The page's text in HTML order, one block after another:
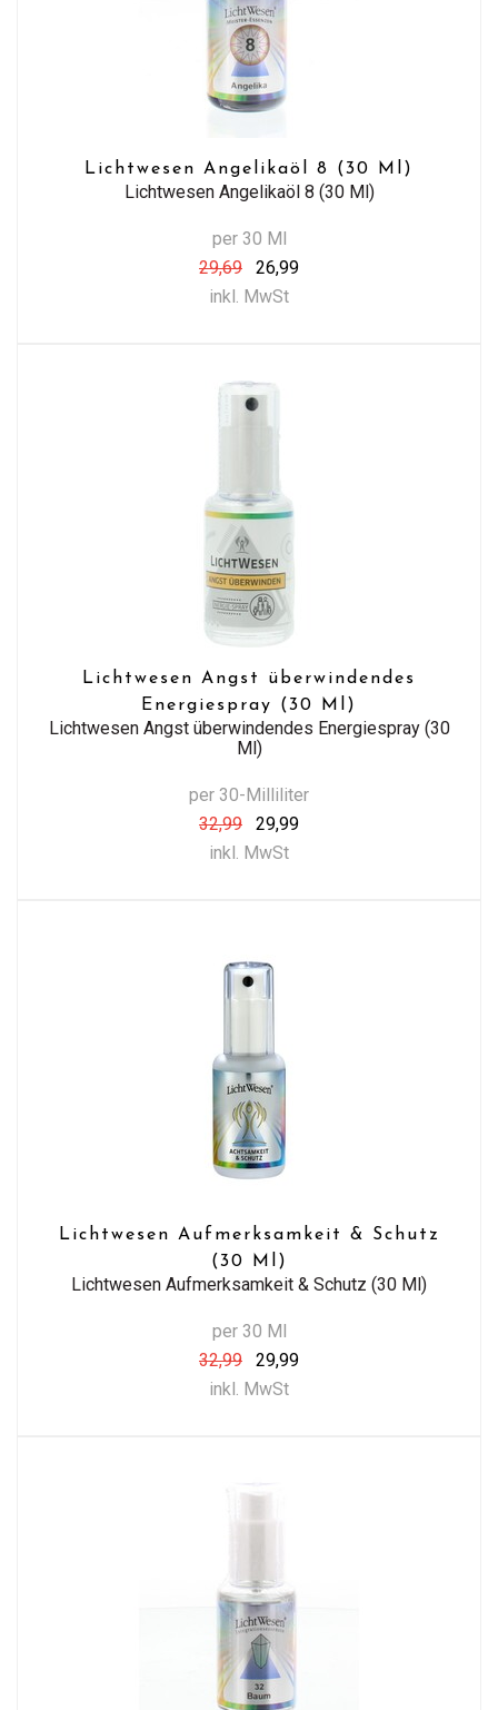
Lichtwesen Angelikaöl 8 (30 Ml)
Lichtwesen Angelikaöl 8 (30 Ml)
per 30 Ml
29,69
26,99
inkl. MwSt
Lichtwesen Angst überwindendes
Energiespray (30 Ml)
Lichtwesen Angst überwindendes Energiespray (30
Ml)
per 30-Milliliter
32,99
29,99
inkl. MwSt
Lichtwesen Aufmerksamkeit & Schutz
(30 Ml)
Lichtwesen Aufmerksamkeit & Schutz (30 Ml)
per 30 Ml
32,99
29,99
inkl. MwSt